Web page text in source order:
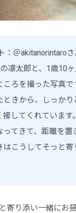
：＠akitanorintaroさ
凛太郎と、1歳10
ころを撮った写真で
ときから、しっか
接してくれています
てきて、距離を置
はこうしてそっと寄
寄り添い一緒にお